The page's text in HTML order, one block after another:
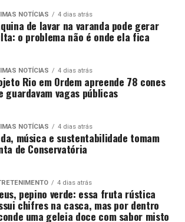
NOTÍCIAS 4 dias atrás
de lavar na varanda pode gerar
o problema não é onde ela fica
NOTÍCIAS 4 dias atrás
Rio em Ordem apreende 78 cones
guardavam vagas públicas
NOTÍCIAS 4 dias atrás
música e sustentabilidade tomam
de Conservatória
4 dias atrás
pepino verde: essa fruta rústica
chifres na casca, mas por dentro
uma geleia doce com sabor misto